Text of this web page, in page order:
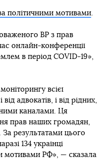
політичними мотивами
ВР з прав
онлайн-конференції
в період COVID-19»,
всієї
адвокатів, і від рідних,
каналами. Ця
прав наших громадян,
результатами цього
134 українці
мотивами РФ», — сказала